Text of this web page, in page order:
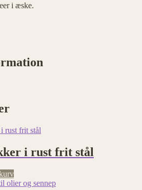
i æske.
i rust frit stål